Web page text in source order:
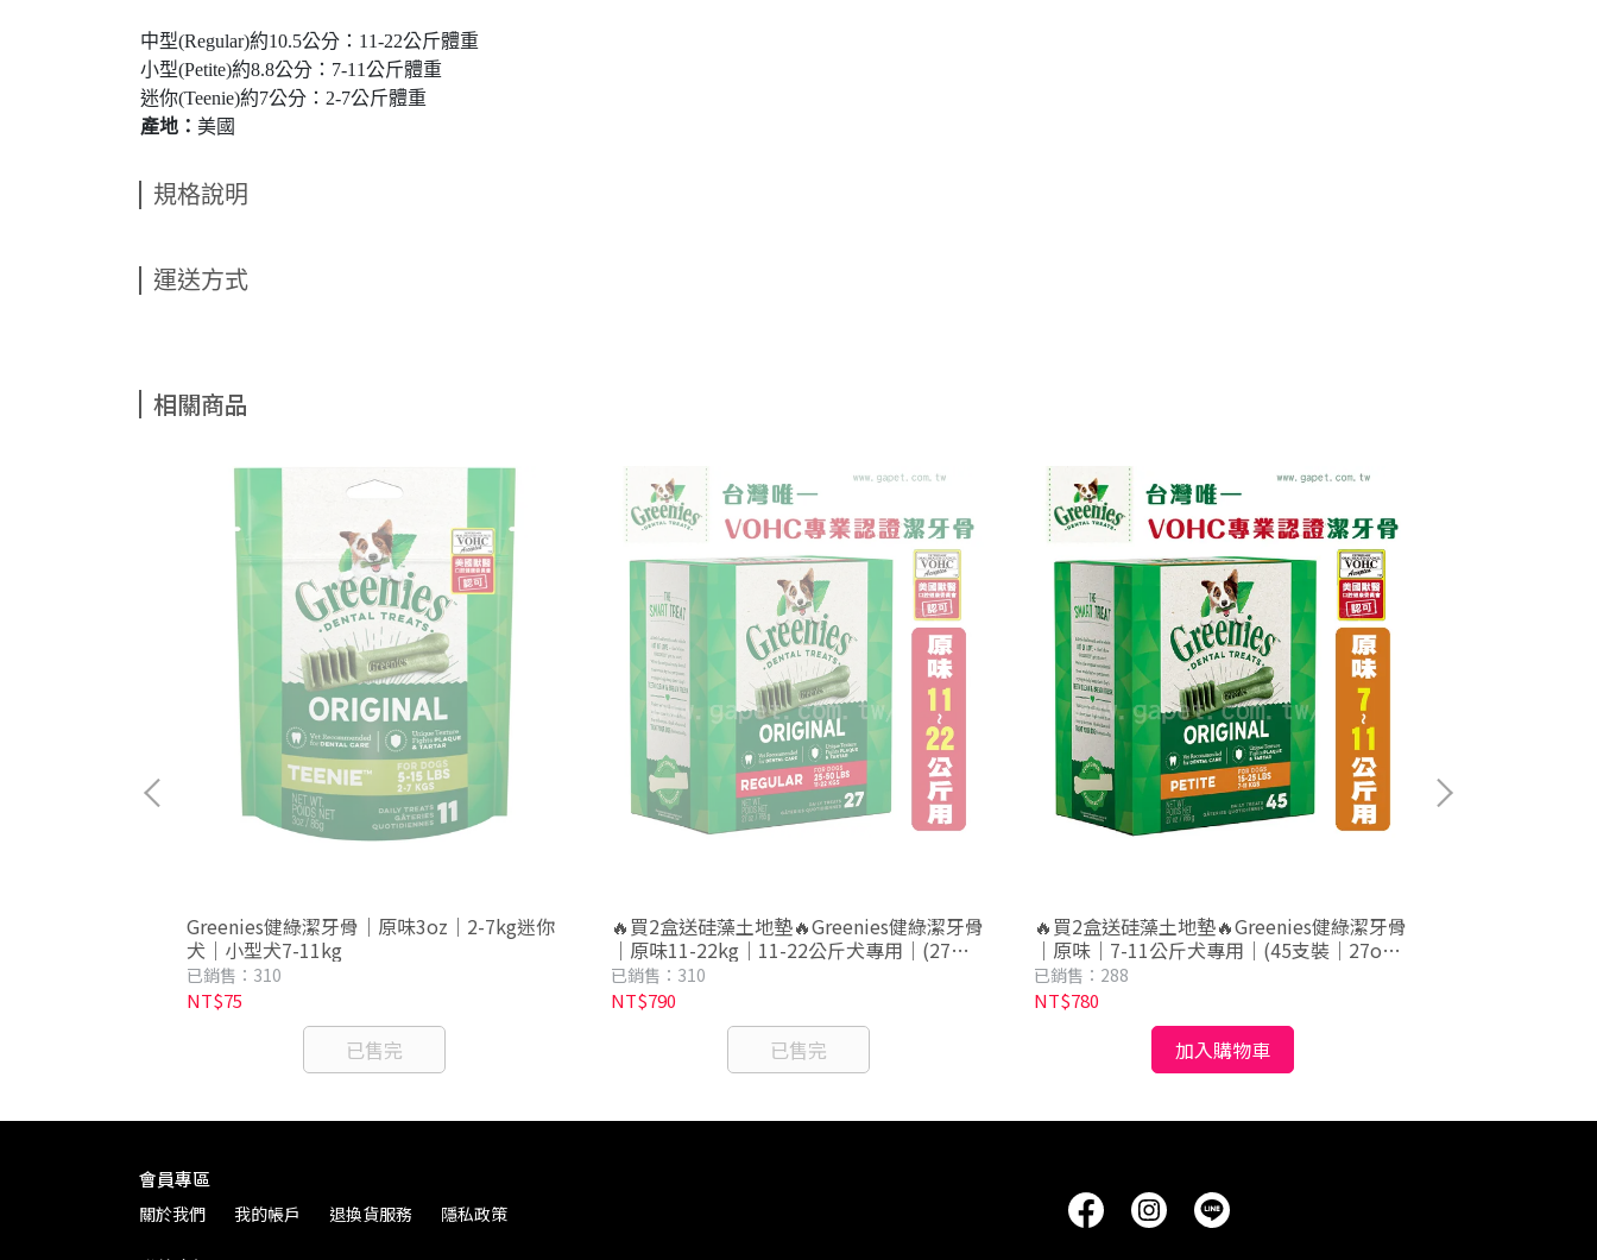
中型(Regular)約10.5公分：11-22公斤體重
小型(Petite)約8.8公分：7-11公斤體重
迷你(Teenie)約7公分：2-7公斤體重
產地： 美國
規格說明
運送方式
相關商品
Greenies健綠潔牙骨｜原味3oz｜2-7kg迷你
犬｜小型犬7-11kg
已銷售：310
NT$75
已售完
🔥買2盒送硅藻土地墊🔥Greenies健綠潔牙骨
｜原味11-22kg｜11-22公斤犬專用｜(27支
裝｜27oz｜765g)
已銷售：310
NT$790
已售完
🔥買2盒送硅藻土地墊🔥Greenies健綠潔牙骨
｜原味｜7-11公斤犬專用｜(45支裝｜27oz
｜765g)
已銷售：288
NT$780
加入購物車
會員專區
關於我們 我的帳戶 退換貨服務 隱私政策